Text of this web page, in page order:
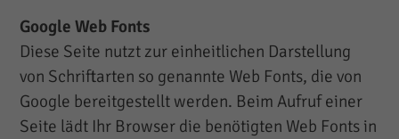
Google Web Fonts
Diese Seite nutzt zur einheitlichen Darstellung
von Schriftarten so genannte Web Fonts, die von
Google bereitgestellt werden. Beim Aufruf einer
Seite lädt Ihr Browser die benötigten Web Fonts in